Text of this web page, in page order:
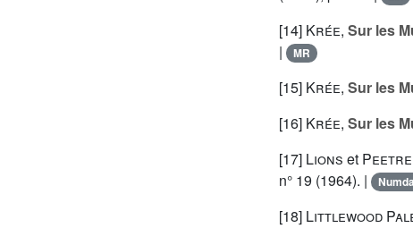
[14] Krée, Sur les
| MR
[15] Krée, Sur les
[16] Krée, Sur les
[17] Lions et Peetre
n° 19 (1964). |
[18] Littlewood